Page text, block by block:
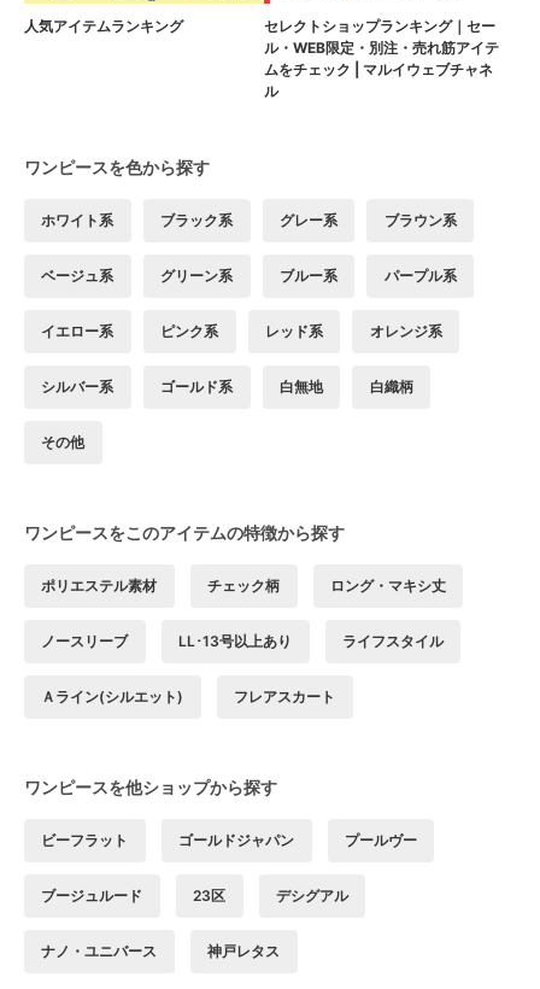
人気アイテムランキング
セレクトショップランキング｜セー
ル・WEB限定・別注・売れ筋アイテ
ムをチェック | マルイウェブチャネ
ル
ワンピースを色から探す
ホワイト系 ブラック系 グレー系 ブラウン系
ベージュ系 グリーン系 ブルー系 パープル系
イエロー系 ピンク系 レッド系 オレンジ系
シルバー系 ゴールド系 白無地 白織柄
その他
ワンピースをこのアイテムの特徴から探す
ポリエステル素材 チェック柄 ロング・マキシ丈
ノースリーブ LL･13号以上あり ライフスタイル
Ａライン(シルエット) フレアスカート
ワンピースを他ショップから探す
ビーフラット ゴールドジャパン プールヴー
ブージュルード 23区 デシグアル
ナノ・ユニバース 神戸レタス